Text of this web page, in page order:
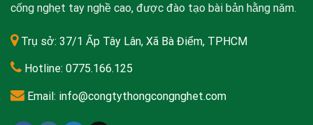
cống nghẹt tay nghề cao, được đào tạo bài bản hằng năm.
Trụ sở: 37/1 Ấp Tây Lân, Xã Bà Điểm, TPHCM
Hotline: 0775.166.125
Email: info@congtythongcongnghet.com